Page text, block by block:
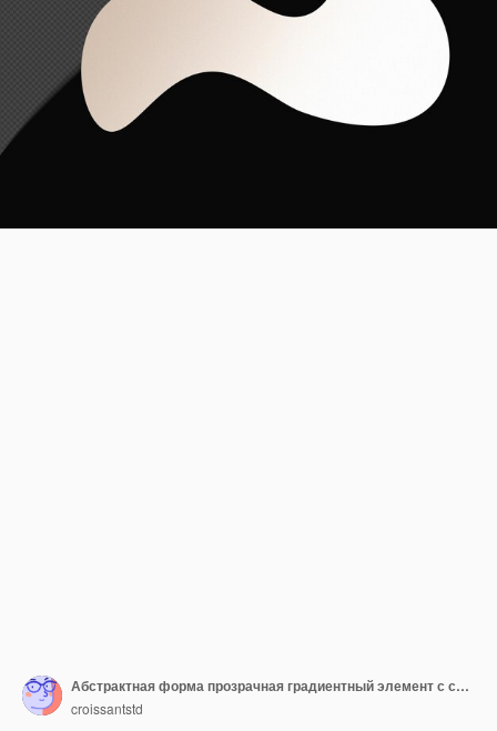
Абстрактная форма прозрачная градиентный элемент с спокойным мягким белым цветом шаблон psd png дизайн
croissantstd